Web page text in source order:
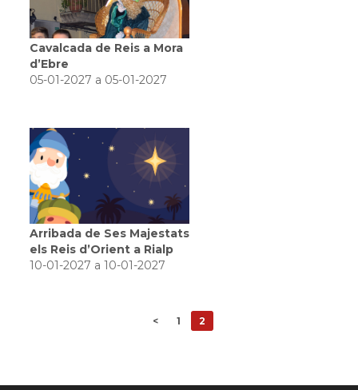
Cavalcada de Reis a Mora
d’Ebre
05-01-2027 a 05-01-2027
Arribada de Ses Majestats
els Reis d’Orient a Rialp
10-01-2027 a 10-01-2027
< 1 2